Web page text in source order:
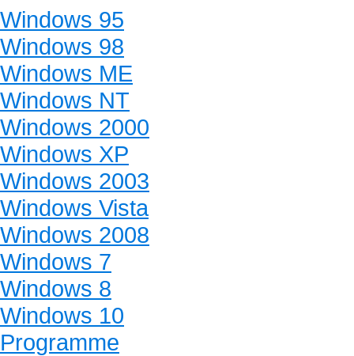
Windows 95
Windows 98
Windows ME
Windows NT
Windows 2000
Windows XP
Windows 2003
Windows Vista
Windows 2008
Windows 7
Windows 8
Windows 10
Programme